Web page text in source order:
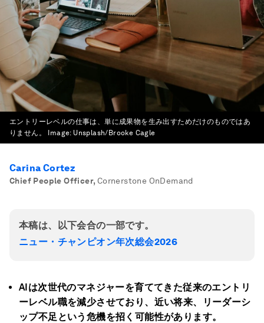
エントリーレベルの仕事は、単に成果物を生み出すためだけのものではあ
りません。
Image: Unsplash/Brooke Cagle
Carina Cortez
Chief People Officer, Cornerstone OnDemand
本稿は、以下会合の一部です。
ニュー・チャンピオン年次総会2026
AIは次世代のマネジャーを育ててきた従来のエントリ
ーレベル職を減少させており、近い将来、リーダーシ
ップ不足という危機を招く可能性があります。